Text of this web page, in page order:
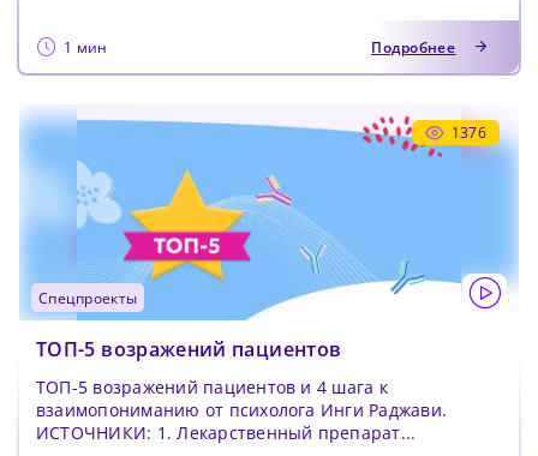
1 мин Подробнее
1376
спецпроекты
ТОП-5 возражений пациентов
ТОП-5 возражений пациентов и 4 шага к
взаимопониманию от психолога Инги Раджави.
ИСТОЧНИКИ: 1. Лекарственный препарат...